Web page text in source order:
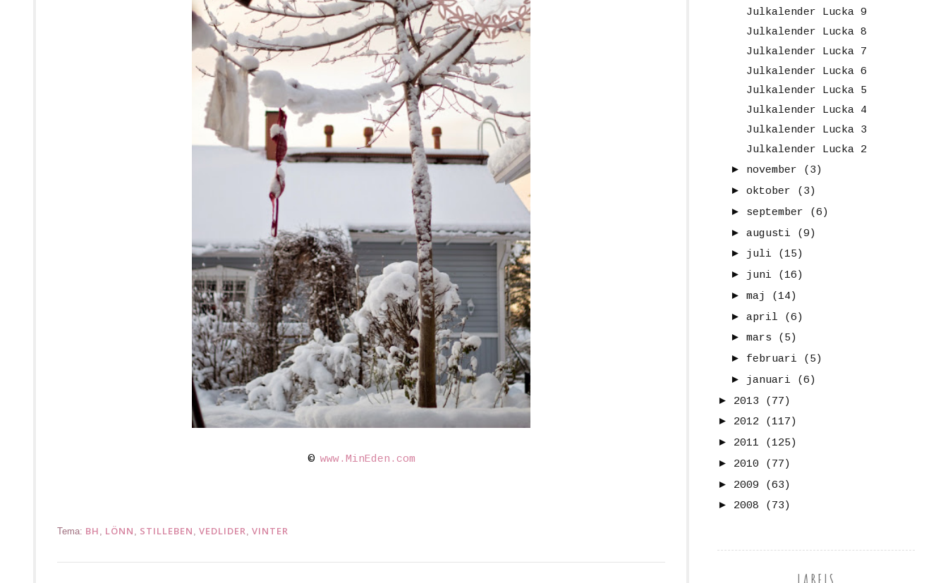
© www.MinEden.com
Tema: BH , LÖNN , STILLEBEN , VEDLIDER, VINTER
Julkalender Lucka 9
Julkalender Lucka 8
Julkalender Lucka 7
Julkalender Lucka 6
Julkalender Lucka 5
Julkalender Lucka 4
Julkalender Lucka 3
Julkalender Lucka 2
► november
(3)
► oktober
(3)
► september
(6)
► augusti
(9)
► juli
(15)
► juni
(16)
► maj
(14)
► april
(6)
► mars
(5)
► februari
(5)
► januari
(6)
► 2013
(77)
► 2012
(117)
► 2011
(125)
► 2010
(77)
► 2009
(63)
► 2008 (73)